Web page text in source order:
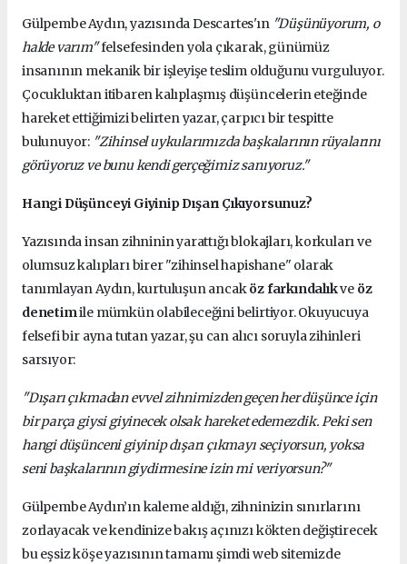
Gülpembe Aydın, yazısında Descartes'ın "Düşünüyorum, o
halde varım"felsefesinden yola çıkarak, günümüz
insanının mekanik bir işleyişe teslim olduğunu vurguluyor.
Çocukluktan itibaren kalıplaşmış düşüncelerin eteğinde
hareket ettiğimizi belirten yazar, çarpıcı bir tespitte
bulunuyor: "Zihinsel uykularımızda başkalarının rüyalarını
görüyoruz ve bunu kendi gerçeğimiz sanıyoruz."
Hangi Düşünceyi Giyinip Dışarı Çıkıyorsunuz?
Yazısında insan zihninin yarattığı blokajları, korkuları ve
olumsuz kalıpları birer "zihinsel hapishane" olarak
tanımlayan Aydın, kurtuluşun ancaköz farkındalıkve öz
denetimile mümkün olabileceğini belirtiyor. Okuyucuya
felsefi bir ayna tutan yazar, şu can alıcı soruyla zihinleri
sarsıyor:
"Dışarı çıkmadan evvel zihnimizden geçen her düşünce için
bir parça giysi giyinecek olsak hareket edemezdik. Peki sen
hangi düşünceni giyinip dışarı çıkmayı seçiyorsun, yoksa
seni başkalarının giydirmesine izin mi veriyorsun?"
Gülpembe Aydın’ın kaleme aldığı, zihninizin sınırlarını
zorlayacak ve kendinize bakış açınızı kökten değiştirecek
bu eşsiz köşe yazısının tamamı şimdi web sitemizde